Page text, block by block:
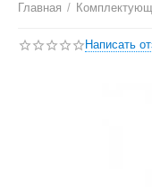
Главная /
Написать